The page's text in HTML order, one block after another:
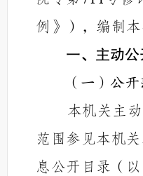
例》），编制本
一、主动公
（一）公开
本机关主
范围参见本机
息公开目录（